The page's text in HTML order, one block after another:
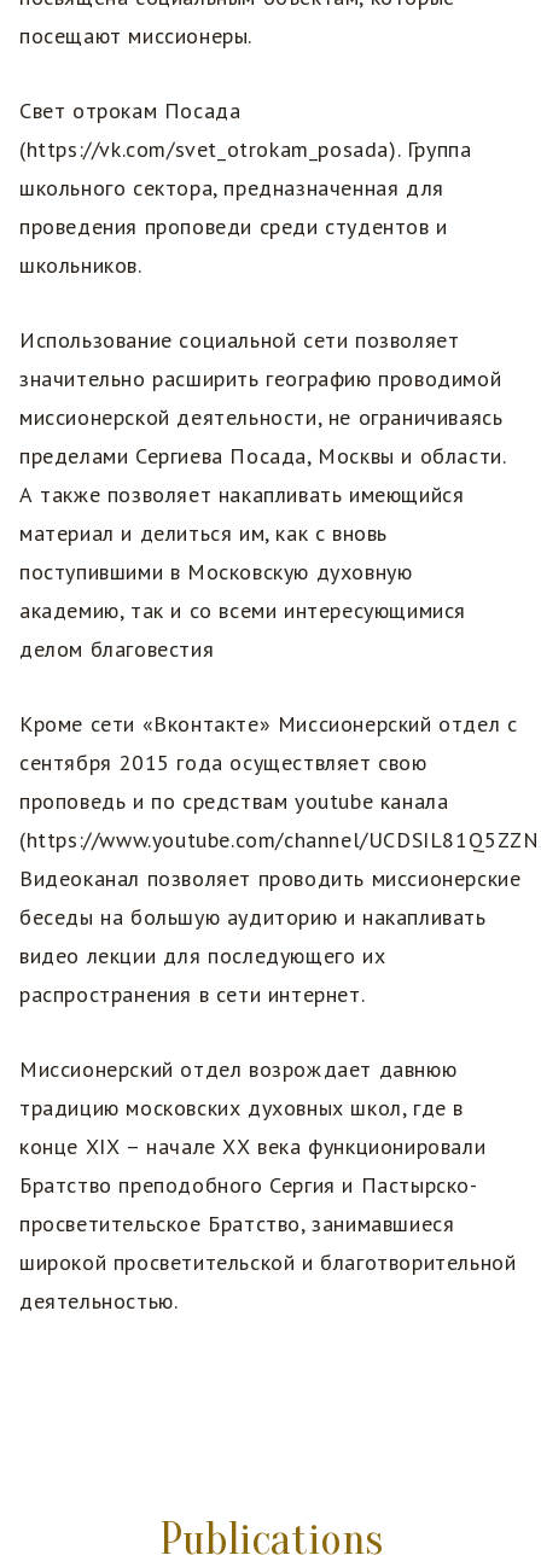
посещают миссионеры.
Свет отрокам Посада
(https://vk.com/svet_otrokam_posada). Группа
школьного сектора, предназначенная для
проведения проповеди среди студентов и
школьников.
Использование социальной сети позволяет
значительно расширить географию проводимой
миссионерской деятельности, не ограничиваясь
пределами Сергиева Посада, Москвы и области.
А также позволяет накапливать имеющийся
материал и делиться им, как с вновь
поступившими в Московскую духовную
академию, так и со всеми интересующимися
делом благовестия
Кроме сети «Вконтакте» Миссионерский отдел с
сентября 2015 года осуществляет свою
проповедь и по средствам youtube канала
(https://www.youtube.com/channel/
Видеоканал позволяет проводить миссионерские
беседы на большую аудиторию и накапливать
видео лекции для последующего их
распространения в сети интернет.
Миссионерский отдел возрождает давнюю
традицию московских духовных школ, где в
конце ХIХ – начале ХХ века функционировали
Братство преподобного Сергия и Пастырско-
просветительское Братство, занимавшиеся
широкой просветительской и благотворительной
деятельностью.
Publications